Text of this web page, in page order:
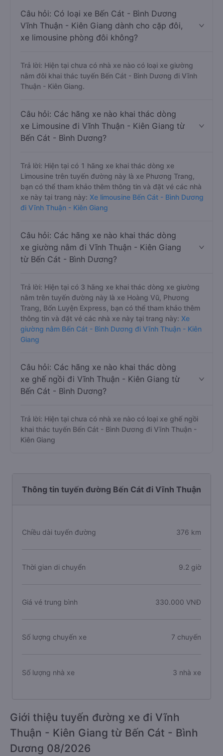
Câu hỏi: Có loại xe Bến Cát - Bình Dương
Vĩnh Thuận - Kiên Giang dành cho cặp đôi,
xe limousine phòng đôi không?
Trả lời: Hiện tại chưa có nhà xe nào có loại xe giường
nằm đôi khai thác tuyến Bến Cát - Bình Dương đi Vĩnh
Thuận - Kiên Giang.
Câu hỏi: Các hãng xe nào khai thác dòng
xe Limousine đi Vĩnh Thuận - Kiên Giang từ
Bến Cát - Bình Dương?
Trả lời: Hiện tại có 1 hãng xe khai thác dòng xe
Limousine trên tuyến đường này là xe Phương Trang,
bạn có thể tham khảo thêm thông tin và đặt vé các nhà
xe này tại trang này: Xe limousine Bến Cát - Bình Dương
đi Vĩnh Thuận - Kiên Giang
Câu hỏi: Các hãng xe nào khai thác dòng
xe giường nằm đi Vĩnh Thuận - Kiên Giang
từ Bến Cát - Bình Dương?
Trả lời: Hiện tại có 3 hãng xe khai thác dòng xe giường
nằm trên tuyến đường này là xe Hoàng Vũ, Phương
Trang, Bốn Luyện Express, bạn có thể tham khảo thêm
thông tin và đặt vé các nhà xe này tại trang này: Xe
giường nằm Bến Cát - Bình Dương đi Vĩnh Thuận - Kiên
Giang
Câu hỏi: Các hãng xe nào khai thác dòng
xe ghế ngồi đi Vĩnh Thuận - Kiên Giang từ
Bến Cát - Bình Dương?
Trả lời: Hiện tại chưa có nhà xe nào có loại xe ghế ngồi
khai thác tuyến Bến Cát - Bình Dương đi Vĩnh Thuận -
Kiên Giang
Thông tin tuyến đường Bến Cát đi Vĩnh Thuận
Chiều dài tuyến đường 376 km
Thời gian di chuyển 9.2 giờ
Giá vé trung bình 330.000 VNĐ
Số lượng chuyến xe 7 chuyến
Số lượng nhà xe 3 nhà xe
Giới thiệu tuyến đường xe đi Vĩnh
Thuận - Kiên Giang từ Bến Cát - Bình
Dương 08/2026